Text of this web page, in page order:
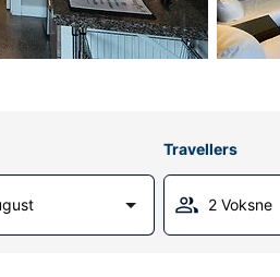
Travellers
2 Voksne